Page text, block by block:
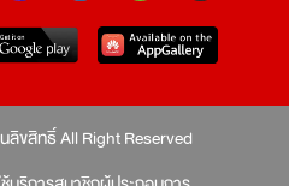
ขสิทธิ์ All Right Reserved